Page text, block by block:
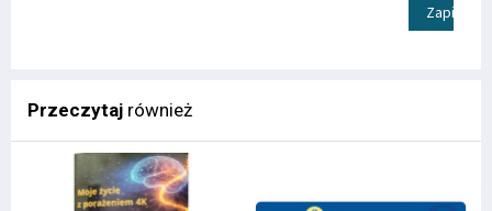
Zapisz
Przeczytaj również